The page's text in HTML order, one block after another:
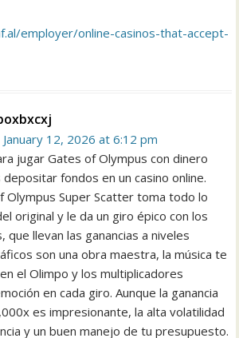
employer/online-casinos-that-accept-
January 12, 2026 at 6:12 pm
jugar Gates of Olympus con dinero
fondos en un casino online.
Olympus Super Scatter toma todo lo
original y le da un giro épico con los
que llevan las ganancias a niveles
son una obra maestra, la música te
el Olimpo y los multiplicadores
en cada giro. Aunque la ganancia
es impresionante, la alta volatilidad
y un buen manejo de tu presupuesto.